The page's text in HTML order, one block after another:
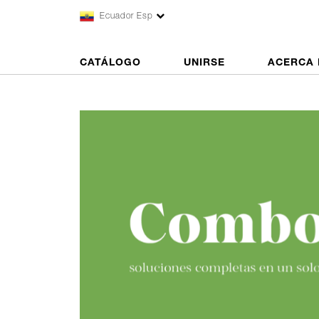
Ecuador Esp
CATÁLOGO UNIRSE ACERCA